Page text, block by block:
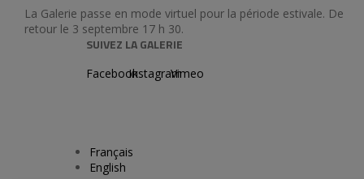
La Galerie passe en mode virtuel pour la période estivale. De
retour le 3 septembre 17 h 30.
SUIVEZ LA GALERIE
FacebookInstagramVimeo
Français
English